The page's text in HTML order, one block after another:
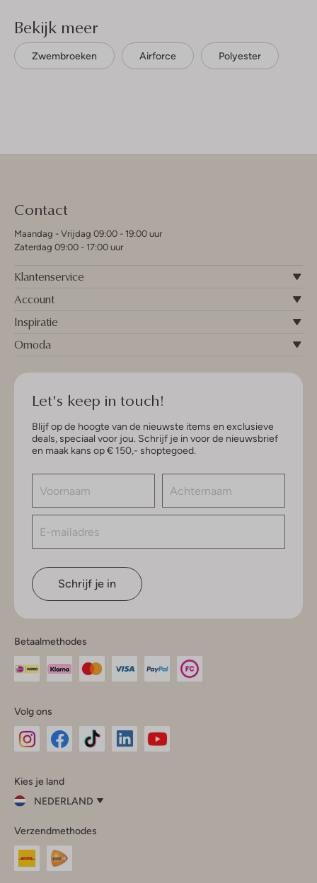
Bekijk meer
Zwembroeken Airforce Polyester
Contact
Maandag - Vrijdag 09:00 - 19:00 uur
Zaterdag 09:00 - 17:00 uur
Klantenservice
Account
Inspiratie
Omoda
Let's keep in touch!
Blijf op de hoogte van de nieuwste items en exclusieve
deals, speciaal voor jou. Schrijf je in voor de nieuwsbrief
en maak kans op € 150,- shoptegoed.
Schrijf je in
Betaalmethodes
Volg ons
InstagramFacebook
Kies je land
NEDERLAND
je
land
Nederland
Verzendmethodes